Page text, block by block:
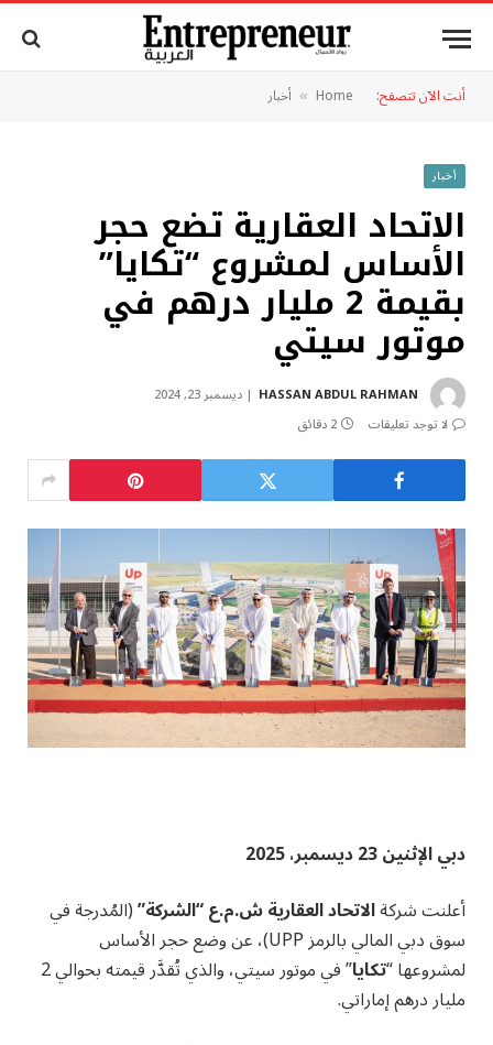
أنت الآن تتصفح: Home
» أخبار
أخبار
الاتحاد العقارية تضع حجر
الأساس لمشروع “تكايا”
بقيمة 2 مليار درهم في
موتور سيتي
HASSAN ABDUL RAHMAN
ديسمبر 23, 2024
لا توجد تعليقات
2 دقائق
دبي الإثنين 23 ديسمبر، 2025
أعلنت شركةالاتحاد العقارية ش.م.ع “الشركة”(المُدرجة في
سوق دبي المالي بالرمز UPP)، عن وضع حجر الأساس
لمشروعها “تكايا ” في موتور سيتي، والذي تُقدَّر قيمته بحوالي 2
مليار درهم إماراتي.